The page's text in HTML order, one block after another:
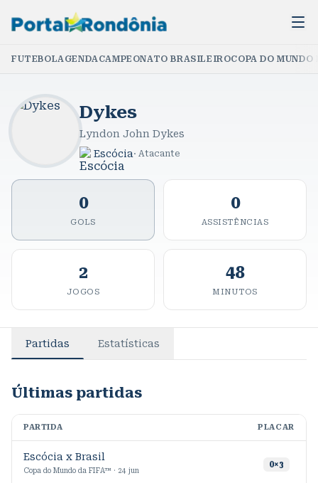
FUTEBOLAGENDACAMPEONATO BRASILEIROCOPA DO
Dykes
Lyndon John Dykes
Escócia · Atacante
0
GOLS
0
ASSISTÊNCIAS
2
JOGOS
48
MINUTOS
Partidas Estatísticas
Últimas partidas
PARTIDA PLACAR
Escócia x Brasil
Copa do Mundo da FIFA™ · 24 jun
0×3